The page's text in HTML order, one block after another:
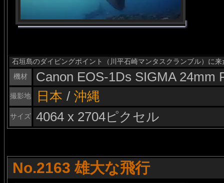
石垣島のダイビングポイント（川平石崎マンタスクランブル）に
機材
Canon EOS-1Ds SIGMA 24mm
撮影地 日本 / 沖縄
サイズ 4064 x 2704ピクセル
No.2163 雄大な飛行